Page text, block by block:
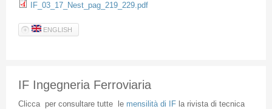
IF_03_17_Nest_pag_219_229.pdf
ENGLISH
IF Ingegneria Ferroviaria
Cliccaper consultare tuttele mensilità di IFla rivista di tecnica